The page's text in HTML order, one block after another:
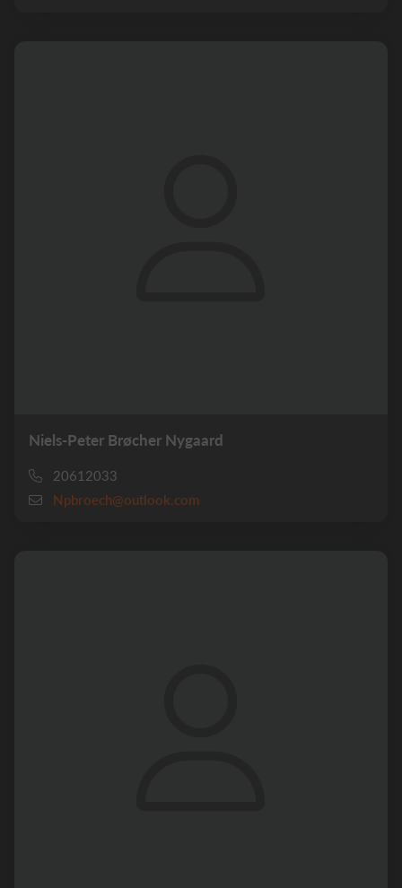
Niels-Peter Brøcher Nygaard
20612033
Npbroech@outlook.com